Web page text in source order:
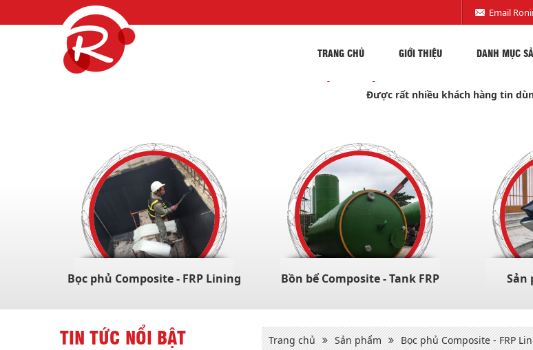
Email
TRANG CHỦ GIỚI THIỆU DANH MỤC
Được rất nhiều khách hàng tin
Bọc phủ Composite - FRP Lining Bồn bể Composite - Tank FRP Sản
TIN TỨC NỔI BẬT Trang chủ Sản phẩm Bọc phủ Composite - FRP